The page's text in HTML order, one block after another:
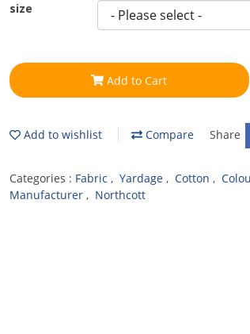
size
Add to Cart
Add to wishlist Compare Share
Categories : Fabric , Yardage , Cotton ,
Manufacturer , Northcott